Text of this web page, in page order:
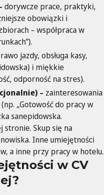
dorywcze prace, praktyki,
obowiązki i
– współpraca w
jazdy, obsługa kasy,
i miękkie
odporność na stres).
– zainteresowania
„Gotowość do pracy w
sanepidowska.
stronie. Skup się na
Inne umiejętności
a inne przy pracy w hotelu.
w CV